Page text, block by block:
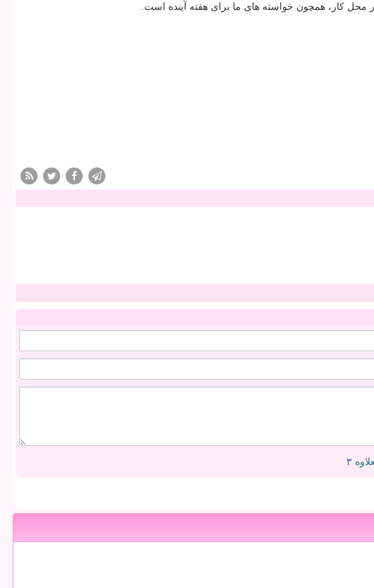
محل کار، همچون خواسته های ما برای هفته آینده است.